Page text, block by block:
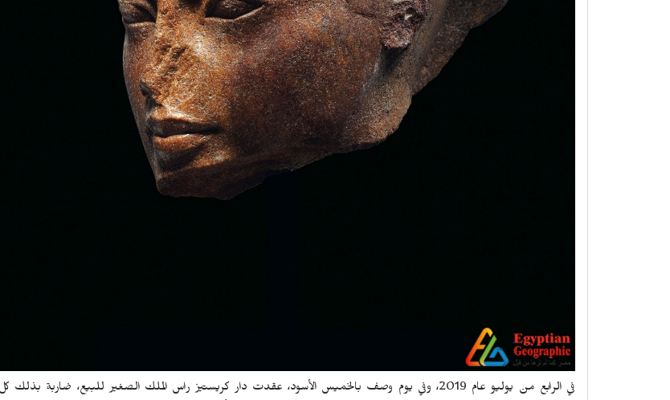
في الرابع من يوليو عام 2019، وفي يوم وصف بالخميس الأسود، عقدت دار كريستيز راس الملك الصغير للبيع، ضاربة بذلك كل